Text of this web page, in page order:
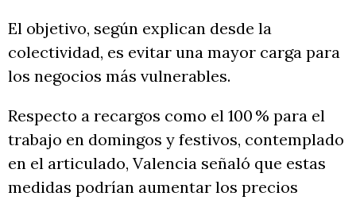
El objetivo, según explican desde la
colectividad, es evitar una mayor carga para
los negocios más vulnerables.
Respecto a recargos como el 100 % para el
trabajo en domingos y festivos, contemplado
en el articulado, Valencia señaló que estas
medidas podrían aumentar los precios